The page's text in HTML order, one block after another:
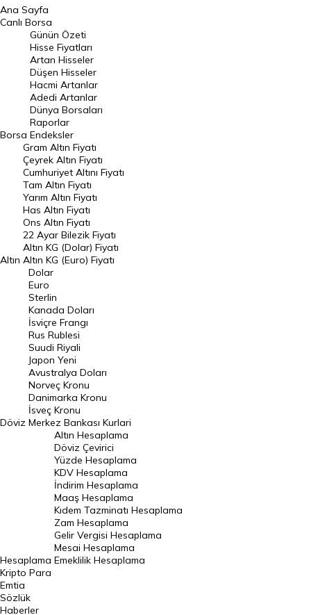
BIST 100 Hisseleri
En Çok Artan Hisseler
En Çok Düşen Hisseler
Hacmi Artanlar
Geçmiş Kapanışlar
Dünya Borsaları
Raporlar
Endeksler
DÖVİZ
Döviz Kuru
Dolar Kuru
Euro Kuru
Pound Kuru
Frank Kuru
Riyal Kuru
Avustralya Doları
Danimarka Kronu Kuru
Kanada Doları Kuru
Norveç Kronu Kuru
İsveç Kronu Kuru
Japon Yeni Kuru
Serbest Piyasa Döviz Kurları
Merkez Bankası Döviz Kurları
Altın Fiyatları
Gram Altın Fiyatı
Çeyrek Altın Fiyatı
Ana Sayfa
Canlı Borsa
Borsa
Günün Özeti
Hisse Fiyatları
Artan Hisseler
Düşen Hisseler
Hacmi Artanlar
Adedi Artanlar
Dünya Borsaları
Raporlar
Endeksler
Altın
Gram Altın Fiyatı
Çeyrek Altın Fiyatı
Cumhuriyet Altını Fiyatı
Tam Altın Fiyatı
Yarım Altın Fiyatı
Has Altın Fiyatı
Ons Altın Fiyatı
22 Ayar Bilezik Fiyatı
Altın KG (Dolar) Fiyatı
Altın KG (Euro) Fiyatı
Döviz
Dolar
Euro
Sterlin
Kanada Doları
İsviçre Frangı
Rus Rublesi
Suudi Riyali
Japon Yeni
Avustralya Doları
Norveç Kronu
Danimarka Kronu
İsveç Kronu
Merkez Bankası Kurlari
Hesaplama
Altın Hesaplama
Döviz Çevirici
Yüzde Hesaplama
KDV Hesaplama
İndirim Hesaplama
Maaş Hesaplama
Kıdem Tazminatı Hesaplama
Zam Hesaplama
Gelir Vergisi Hesaplama
Mesai Hesaplama
Emeklilik Hesaplama
Kripto Para
Emtia
Sözlük
Haberler